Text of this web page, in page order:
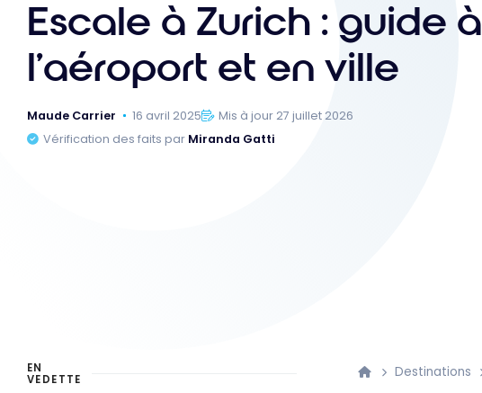
Escale à Zurich : guide à
l’aéroport et en ville
Maude Carrier 16 avril 2025
Mis à jour 27 juillet 2026
Vérification des faits par Miranda Gatti
Destinations
EN
VEDETTE